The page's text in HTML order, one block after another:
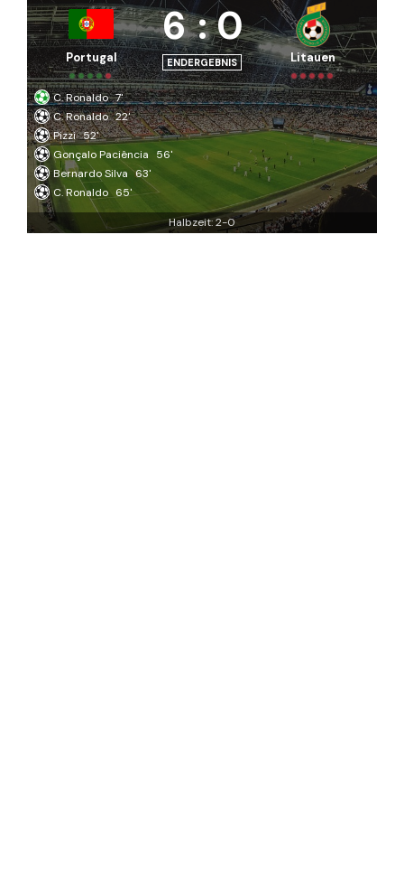
Portugal
6 :0
ENDERGEBNIS Litauen
C. Ronaldo 7'
C. Ronaldo 22'
Pizzi 52'
Gonçalo Paciência
56'
Bernardo Silva 63'
C. Ronaldo 65'
Halbzeit: 2-0